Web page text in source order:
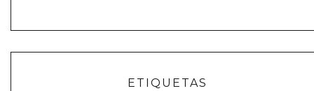
ETIQUETAS